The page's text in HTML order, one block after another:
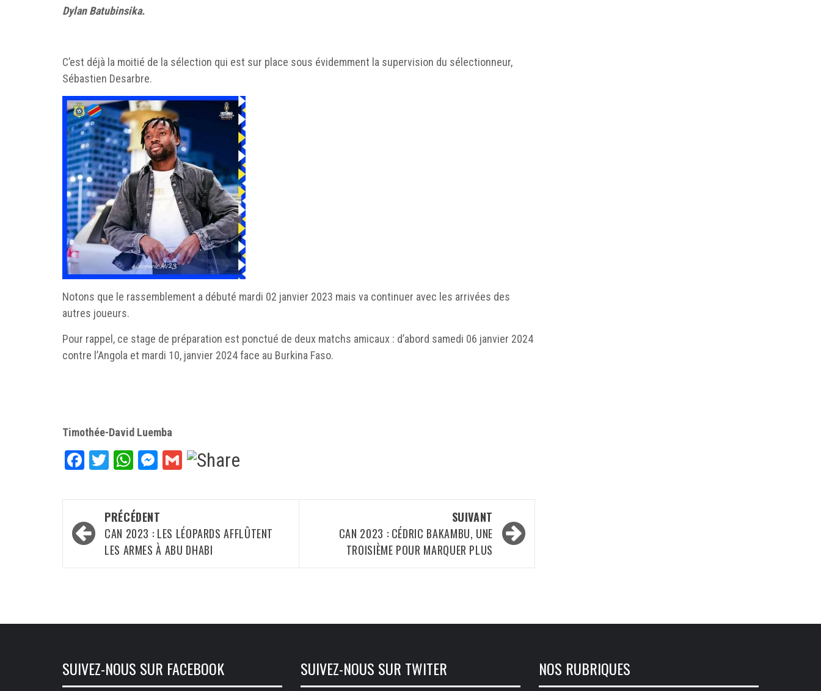
Dylan Batubinsika.
C’est déjà la moitié de la sélection qui est sur place sous évidemment la supervision du sélectionneur,
Sébastien Desarbre.
Notons que le rassemblement a débuté mardi 02 janvier 2023 mais va continuer avec les arrivées des
autres joueurs.
Pour rappel, ce stage de préparation est ponctué de deux matchs amicaux : d’abord samedi 06 janvier 2024
contre l’Angola et mardi 10, janvier 2024 face au Burkina Faso.
Timothée-David Luemba
Facebook
TwitterWhatsApp
Messenger
Gmail
Navigation
d’article
PRÉCÉDENT
CAN 2023 : LES LÉOPARDS AFFLÛTENT
LES ARMES À ABU DHABI
SUIVANT
CAN 2023 : CÉDRIC BAKAMBU, UNE
TROISIÈME POUR MARQUER PLUS
SUIVEZ-NOUS SUR FACEBOOK SUIVEZ-NOUS SUR TWITER NOS RUBRIQUES